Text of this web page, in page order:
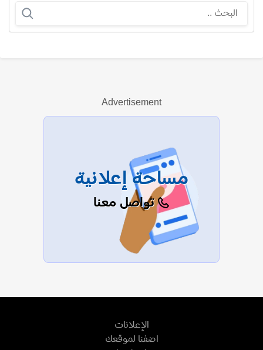
عرض الكل
Advertisement
مساحة إعلانية
تواصل معنا
الإعلانات
اضفنا لموقعك